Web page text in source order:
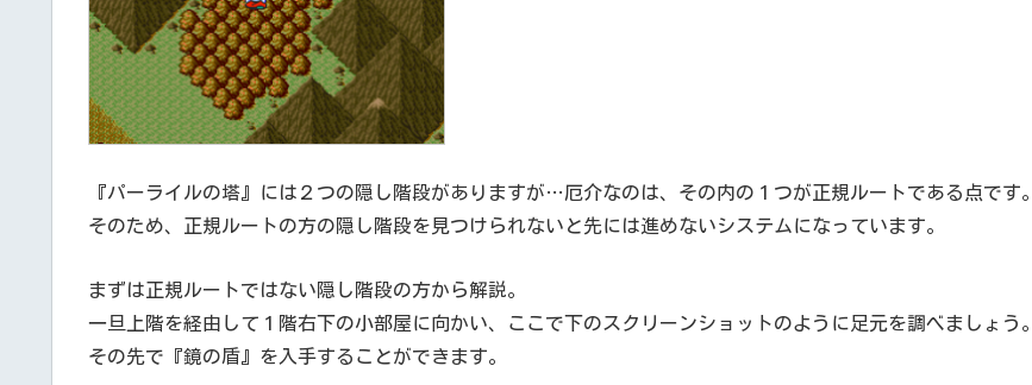
『パーライルの塔』には２つの隠し階段がありますが…厄介なのは、その内の１つが正規ルートである点です。
そのため、正規ルートの方の隠し階段を見つけられないと先には進めないシステムになっています。
まずは正規ルートではない隠し階段の方から解説。
一旦上階を経由して１階右下の小部屋に向かい、ここで下のスクリーンショットのように足元を調べましょう。
その先で『鏡の盾』を入手することができます。